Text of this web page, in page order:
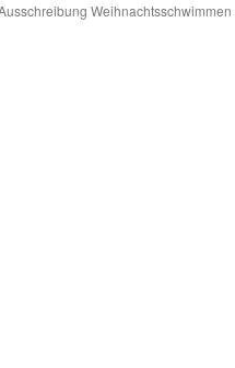
Weihnachtsschwimmen